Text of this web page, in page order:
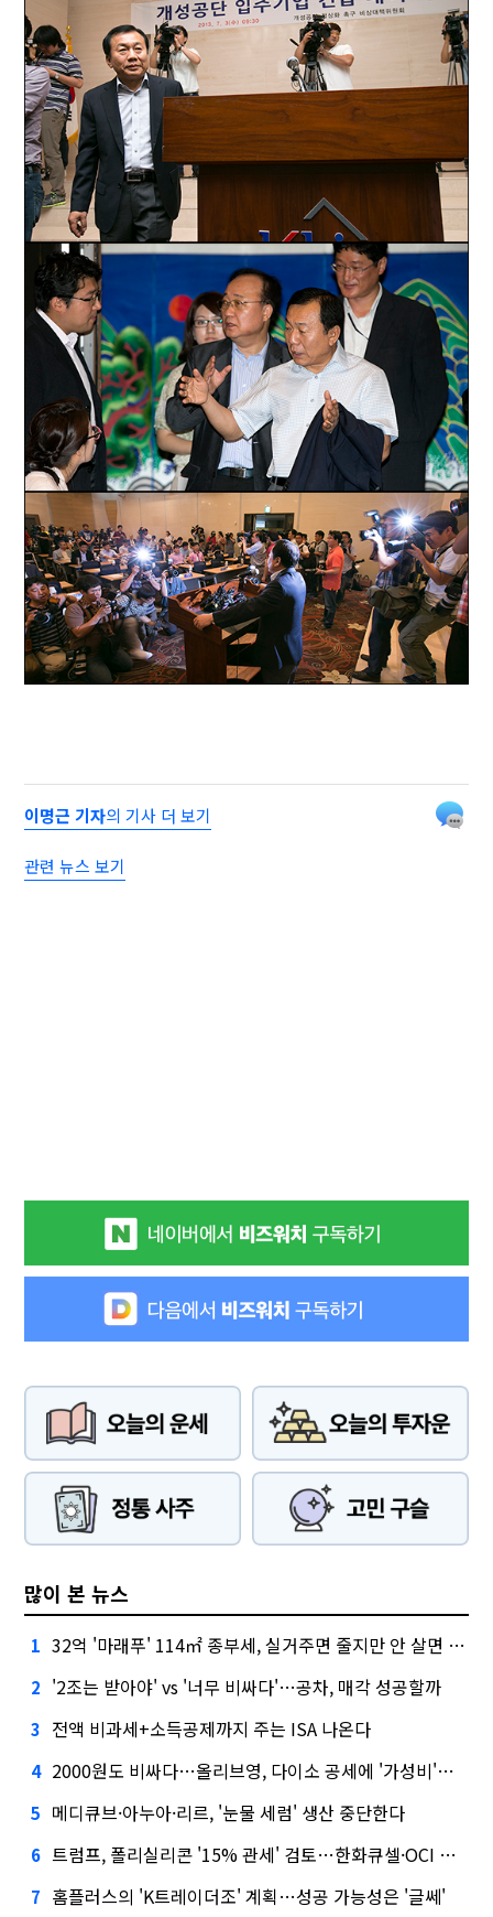
이명근 기자의 기사 더 보기
관련 뉴스 보기
많이 본 뉴스
1 32억 '마래푸' 114㎡ 종부세, 실거주면 줄지만 안 살면 2.5배
2 '2조는 받아야' vs '너무 비싸다'…공차, 매각 성공할까
3 전액 비과세+소득공제까지 주는 ISA 나온다
4 2000원도 비싸다…올리브영, 다이소 공세에 '가성비'로 맞불
5 메디큐브·아누아·리르, '눈물 세럼' 생산 중단한다
6 트럼프, 폴리실리콘 '15% 관세' 검토…한화큐셀·OCI 영향은?
7 홈플러스의 'K트레이더조' 계획…성공 가능성은 '글쎄'